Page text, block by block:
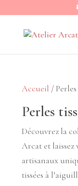
Accueil / Perles
Perles
Découvrez la
Arcat et
artisanaux
tissées à